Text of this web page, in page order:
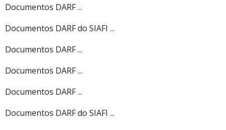
Documentos DARF ...
Documentos DARF do SIAFI ...
Documentos DARF ...
Documentos DARF ...
Documentos DARF ...
Documentos DARF do SIAFI ...